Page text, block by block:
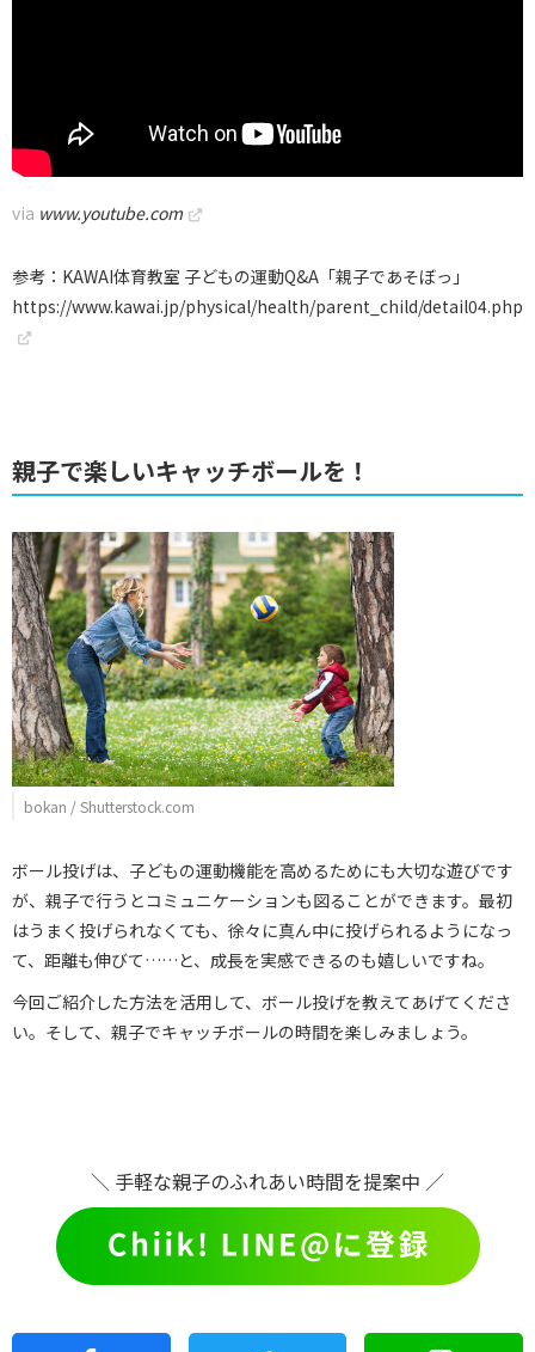
via www.youtube.com
参考：KAWAI体育教室 子どもの運動Q&A「親子であそぼっ」
https://www.kawai.jp/physical/health/parent_child/detail04.php
親子で楽しいキャッチボールを！
bokan / Shutterstock.com
ボール投げは、子どもの運動機能を高めるためにも大切な遊びです
が、親子で行うとコミュニケーションも図ることができます。最初
はうまく投げられなくても、徐々に真ん中に投げられるようになっ
て、距離も伸びて……と、成長を実感できるのも嬉しいですね。
今回ご紹介した方法を活用して、ボール投げを教えてあげてくださ
い。そして、親子でキャッチボールの時間を楽しみましょう。
＼ 手軽な親子のふれあい時間を提案中 ／